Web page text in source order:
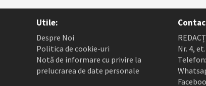
Utile:
Despre Noi
Politica de cookie-uri
Notă de informare cu privire la
prelucrarea de date personale
Nr. 4,